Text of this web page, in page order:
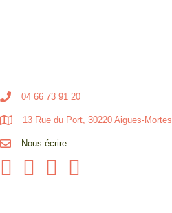
04 66 73 91 20
13 Rue du Port, 30220 Aigues-Mortes
Nous écrire